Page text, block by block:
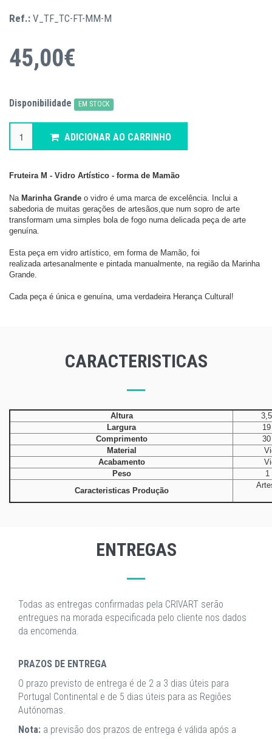
Ref.: V_TF_TC-FT-MM-M
45,00€
Disponibilidade EM STOCK
ADICIONAR AO CARRINHO
Fruteira M - Vidro Artístico - forma de Mamão
Na Marinha Grande o vidro é uma marca de excelência. Inclui a
sabedoria de muitas gerações de artesãos,que num sopro de arte
transformam uma simples bola de fogo numa delicada peça de arte
genuína.
Esta peça em vidro artístico, em forma de Mamão, foi
realizada artesanalmente e pintada manualmente, na região da Marinha
Grande.
Cada peça é única e genuína, uma verdadeira Herança Cultural!
CARACTERISTICAS
Altura
Largura
Comprimento
Material
Acabamento
Peso
1
Caracteristicas Produção
ENTREGAS
Todas as entregas confirmadas pela CRIVART serão
entregues na morada especificada pelo cliente nos dados
da encomenda.
PRAZOS DE ENTREGA
O prazo previsto de entrega é de 2 a 3 dias úteis para
Portugal Continental e de 5 dias úteis para as Regiões
Autónomas.
Nota: a previsão dos prazos de entrega é válida após a